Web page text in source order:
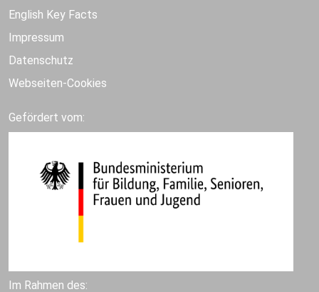
English Key Facts
Impressum
Datenschutz
Webseiten-Cookies
Gefördert vom:
Im Rahmen des: